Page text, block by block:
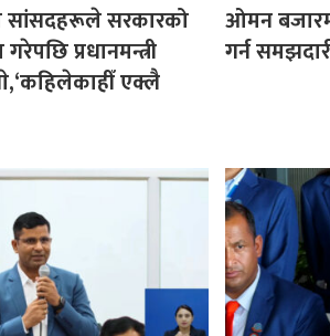
सांसदहरूले सरकारको
प्रधानमन्त्री
एक्लै
ओमन
गर्न